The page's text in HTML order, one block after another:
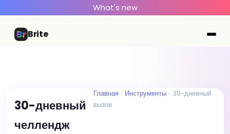
What's new
Brite
Главная Инструменты
30-дневный
вызов
30-дневный
челлендж